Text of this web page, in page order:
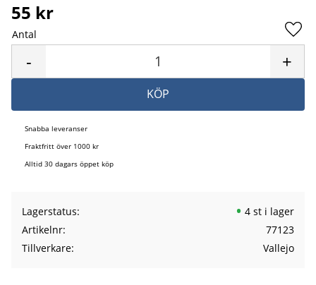
55 kr
Antal
+
-
KÖP
Snabba leveranser
Fraktfritt över 1000 kr
Alltid 30 dagars öppet köp
Lagerstatus
4 st i lager
Artikelnr
77123
Tillverkare
Vallejo